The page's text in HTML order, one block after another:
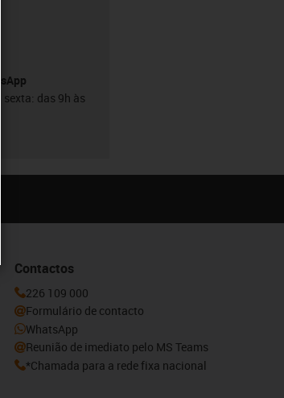
sexta: das 9h às
Contactos
226 109 000
Formulário de contacto
WhatsApp
Reunião de imediato pelo MS Teams
*Chamada para a rede fixa nacional